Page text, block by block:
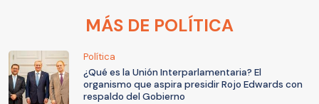
MÁS DE POLÍTICA
Política
¿Qué es la Unión Interparlamentaria? El
organismo que aspira presidir Rojo Edwards con
respaldo del Gobierno